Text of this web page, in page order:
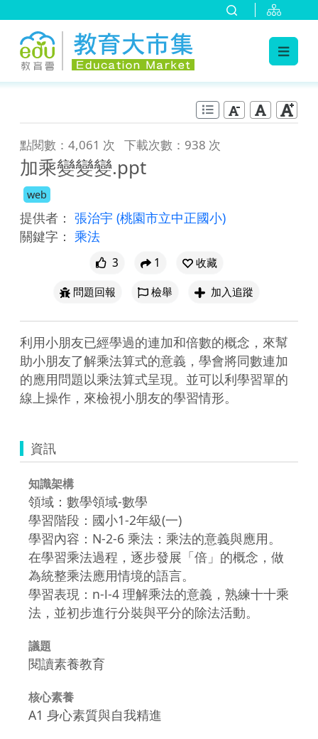
點閱數：4,061 次 下載次數：938 次
加乘變變變.ppt
web
提供者： 張治宇 (桃園市立中正國小)
關鍵字： 乘法
3 1
收藏
問題回報
檢舉 加入追蹤
利用小朋友已經學過的連加和倍數的概念，來幫
助小朋友了解乘法算式的意義，學會將同數連加
的應用問題以乘法算式呈現。並可以利學習單的
線上操作，來檢視小朋友的學習情形。
資訊
知識架構
領域：數學領域-數學
學習階段：國小1-2年級(一)
學習內容：N-2-6 乘法：乘法的意義與應用。
在學習乘法過程，逐步發展「倍」的概念，做
為統整乘法應用情境的語言。
學習表現：n-Ⅰ-4 理解乘法的意義，熟練十十乘
法，並初步進行分裝與平分的除法活動。
議題
閱讀素養教育
核心素養
A1 身心素質與自我精進